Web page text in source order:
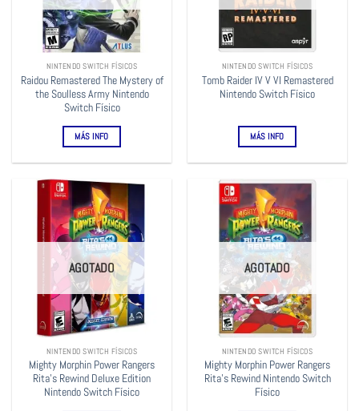
NINTENDO SWITCH FÍSICOS
Raidou Remastered The Mystery of
the Soulless Army Nintendo
Switch Físico
MÁS INFO
NINTENDO SWITCH FÍSICOS
Tomb Raider IV V VI Remastered
Nintendo Switch Físico
MÁS INFO
AGOTADO
NINTENDO SWITCH FÍSICOS
Mighty Morphin Power Rangers
Rita’s Rewind Deluxe Edition
Nintendo Switch Físico
AGOTADO
NINTENDO SWITCH FÍSICOS
Mighty Morphin Power Rangers
Rita’s Rewind Nintendo Switch
Físico